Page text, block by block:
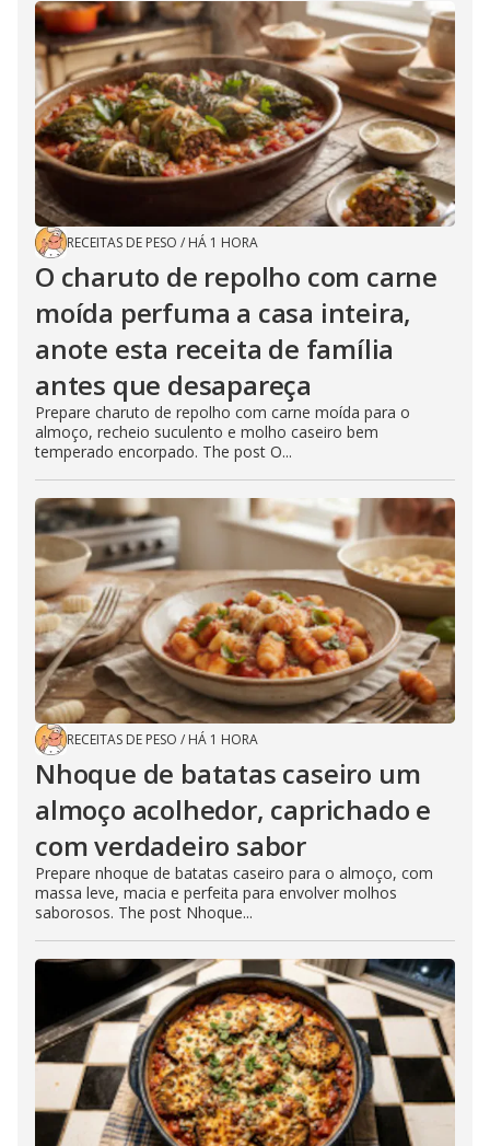
RECEITAS DE PESO / HÁ 1 HORA
O charuto de repolho com carne
moída perfuma a casa inteira,
anote esta receita de família
antes que desapareça
Prepare charuto de repolho com carne moída para o
almoço, recheio suculento e molho caseiro bem
temperado encorpado. The post O...
RECEITAS DE PESO / HÁ 1 HORA
Nhoque de batatas caseiro um
almoço acolhedor, caprichado e
com verdadeiro sabor
Prepare nhoque de batatas caseiro para o almoço, com
massa leve, macia e perfeita para envolver molhos
saborosos. The post Nhoque...